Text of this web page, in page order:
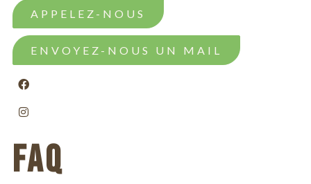
APPELEZ-NOUS
ENVOYEZ-NOUS UN MAIL
FAQ